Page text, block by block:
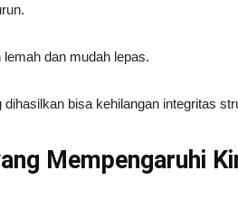
dan mudah lepas.
bisa kehilangan integritas
Mempengaruhi